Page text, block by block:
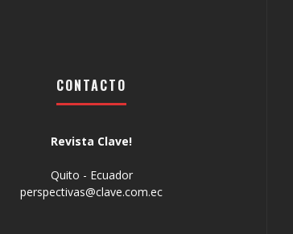
CONTACTO
Revista Clave!
Quito - Ecuador
perspectivas@clave.com.ec